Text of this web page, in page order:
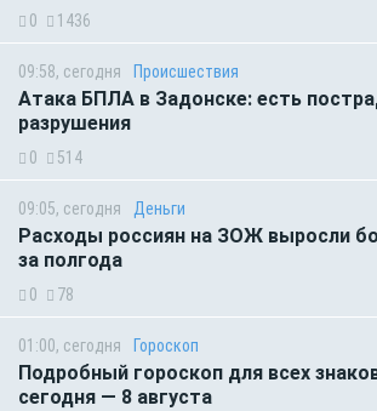
0 1436
09:58, сегодня Происшествия
Атака БПЛА в Задонске: есть
разрушения
0 514
09:05, сегодня Деньги
Расходы россиян на ЗОЖ выросли
за полгода
0 78
01:00, сегодня Гороскоп
Подробный гороскоп для всех
сегодня — 8 августа